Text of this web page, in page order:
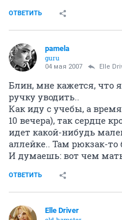
ОТВЕТИТЬ
pamela
guru
04 мая 2007 Elle
Блин, мне кажется, что
ручку уводить..
Как иду с учебы, а
10 вечера), так сердце
идет какой-нибудь
аллейке.. Там рюкзак-то
И думаешь: вот чем
ОТВЕТИТЬ
Elle Driver